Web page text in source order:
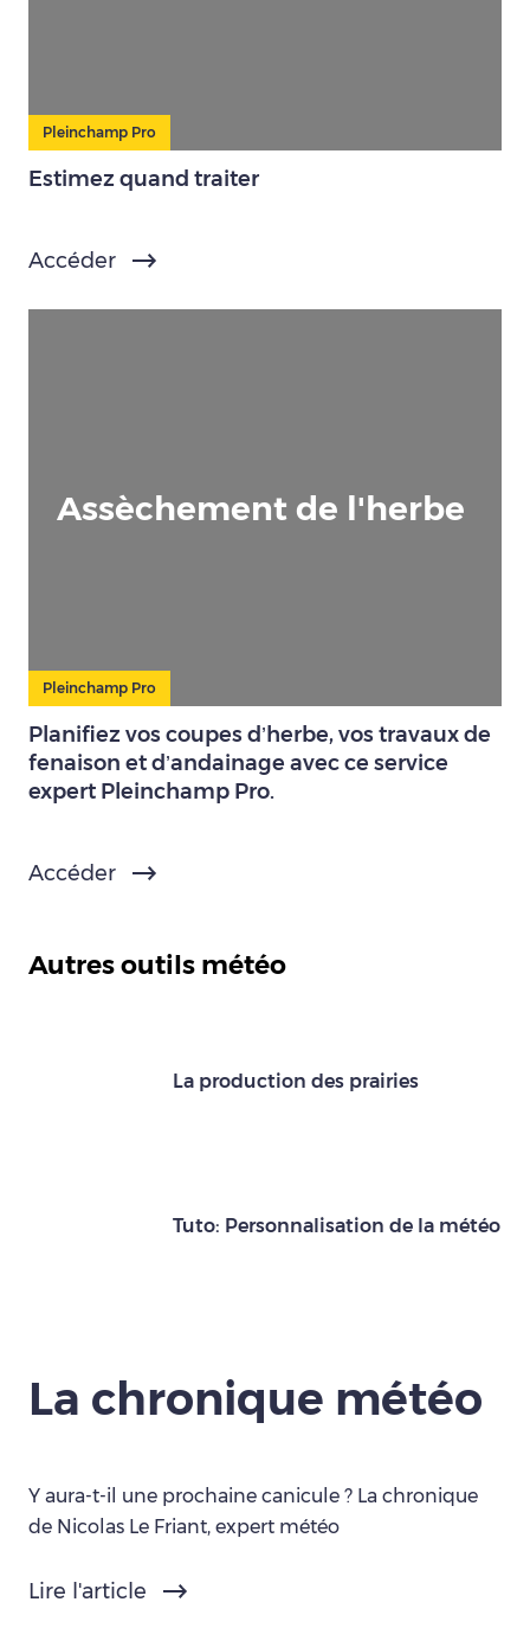
Pleinchamp Pro
Estimez quand traiter
Accéder
Assèchement de l'herbe
Pleinchamp Pro
Planifiez vos coupes d’herbe, vos travaux de
fenaison et d’andainage avec ce service
expert Pleinchamp Pro.
Accéder
Autres outils météo
La production des prairies
Tuto: Personnalisation de la météo
La chronique météo
Y aura-t-il une prochaine canicule ? La chronique
de Nicolas Le Friant, expert météo
Lire l'article